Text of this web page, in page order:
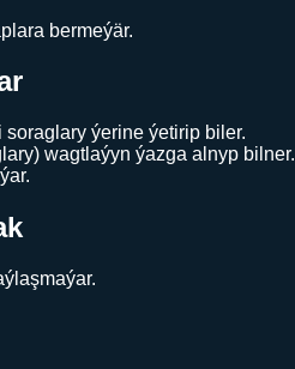
bermeýär.
ýerine ýetirip biler.
wagtlaýyn ýazga alnyp bilner.